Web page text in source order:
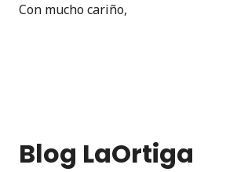
Con mucho cariño,
Blog LaOrtiga